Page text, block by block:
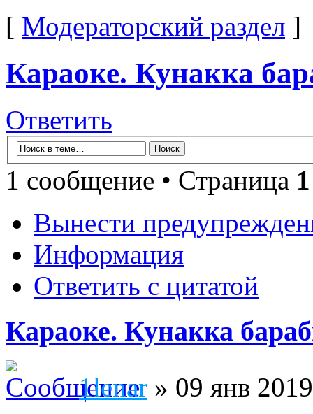
[ Модераторский раздел ]
Караоке. Кунакка
Ответить
1 сообщение • Страница 1
Вынести
Информация
Ответить с цитатой
Караоке. Кунакка
1lenar » 09 янв